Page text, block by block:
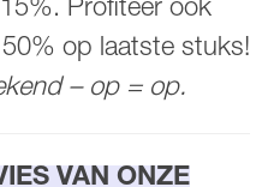
Profiteer ook
op laatste stuks!
– op = op.
VAN ONZE